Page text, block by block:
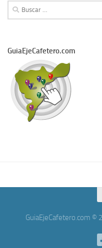
Buscar:
GuiaEjeCafetero.com
GuiaEjeCafetero.com ©